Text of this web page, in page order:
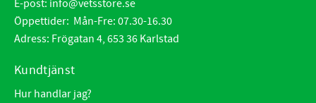
E-post: info@vetsstore.se
Öppettider: Mån-Fre: 07.30-16.30
Adress: Frögatan 4, 653 36 Karlstad
Kundtjänst
Hur handlar jag?